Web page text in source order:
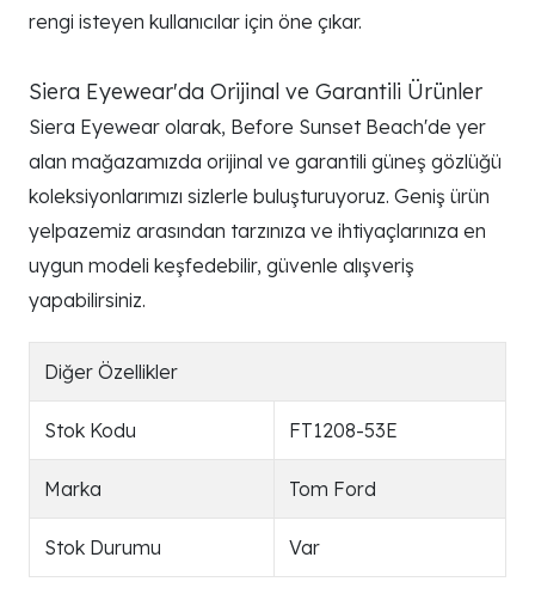
rengi isteyen kullanıcılar için öne çıkar.
Siera Eyewear'da Orijinal ve Garantili Ürünler
Siera Eyewear olarak, Before Sunset Beach'de yer
alan mağazamızda orijinal ve garantili güneş gözlüğü
koleksiyonlarımızı sizlerle buluşturuyoruz. Geniş ürün
yelpazemiz arasından tarzınıza ve ihtiyaçlarınıza en
uygun modeli keşfedebilir, güvenle alışveriş
yapabilirsiniz.
Diğer Özellikler
Stok Kodu FT1208-53E
Marka Tom Ford
Stok Durumu Var